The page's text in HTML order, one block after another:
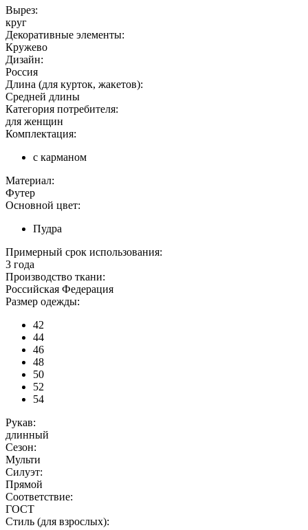
Вырез:
круг
Декоративные элементы:
Кружево
Дизайн:
Россия
Длина (для курток, жакетов):
Средней длины
Категория потребителя:
для женщин
Комплектация:
с карманом
Материал:
Футер
Основной цвет:
Пудра
Примерный срок использования:
3 года
Производство ткани:
Российская Федерация
Размер одежды:
42
44
46
48
50
52
54
Рукав:
длинный
Сезон:
Мульти
Силуэт:
Прямой
Соответствие:
ГОСТ
Стиль (для взрослых):